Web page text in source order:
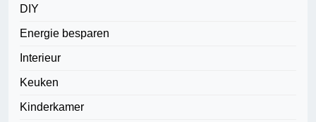
DIY
Energie besparen
Interieur
Keuken
Kinderkamer